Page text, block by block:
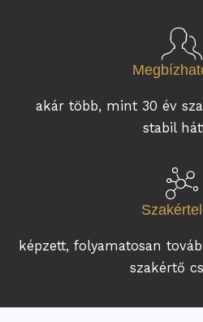
akár több, mint 30 év
stabil
képzett, folyamatosan
szakértő